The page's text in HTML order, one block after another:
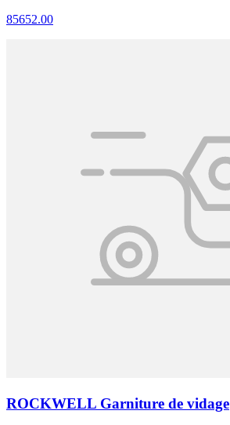
85652.00
ROCKWELL Garniture de vidage